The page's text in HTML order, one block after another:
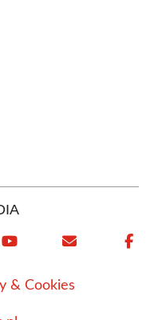
& Cookies